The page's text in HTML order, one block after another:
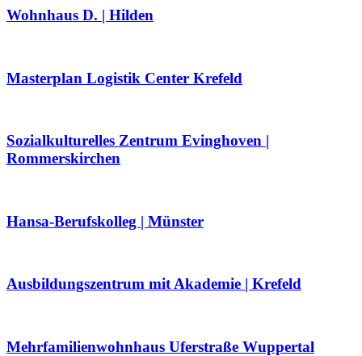
Wohnhaus D. | Hilden
Masterplan Logistik Center Krefeld
Sozialkulturelles Zentrum Evinghoven |
Rommerskirchen
Hansa-Berufskolleg | Münster
Ausbildungszentrum mit Akademie | Krefeld
Mehrfamilienwohnhaus Uferstraße Wuppertal